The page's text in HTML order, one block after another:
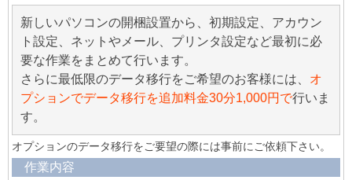
新しいパソコンの開梱設置から、初期設定、アカウン
ト設定、ネットやメール、プリンタ設定など最初に必
要な作業をまとめて行います。
さらに最低限のデータ移行をご希望のお客様には、 オ
プションでデータ移行を追加料金30分1,000円で行いま
す。
オプションのデータ移行をご要望の際には事前にご依頼下さい。
作業内容